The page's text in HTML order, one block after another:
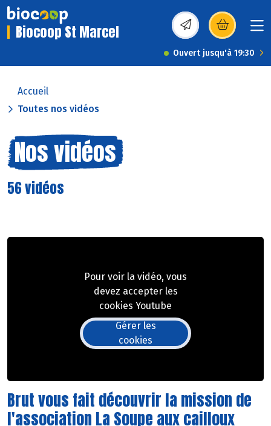
Biocoop St Marcel (s’ouvre dans une
Ouvert jusqu'à 19:30
Accueil
Toutes nos vidéos
Nos vidéos
56 vidéos
Pour voir la vidéo, vous
devez accepter les
cookies Youtube
Gérer les
cookies
Brut vous fait découvrir la mission de
l'association La Soupe aux cailloux